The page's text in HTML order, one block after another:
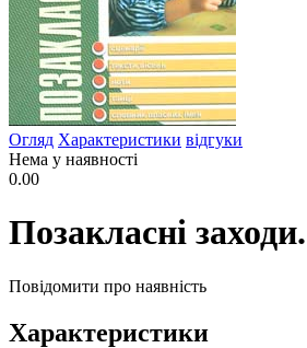
Огляд Характеристики відгуки
Нема у наявності
0.00
Позакласні
Повідомити про наявність
Характеристики